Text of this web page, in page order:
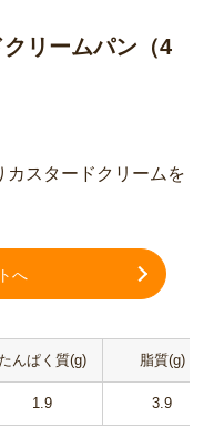
リームパン（4
カスタードクリームを
へ
たんぱく質(g)
1.9
脂質(g)
3.9